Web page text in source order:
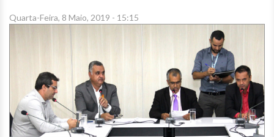
Quarta-Feira, 8 Maio, 2019 - 15:15